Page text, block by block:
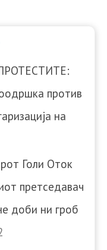
против
на
Голи Оток
претседавач
доби ни гроб